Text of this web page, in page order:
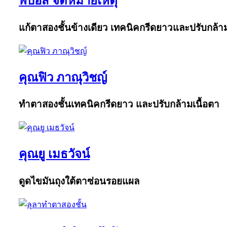
แก้ตาสองชั้นข้างเดียว เทคนิคกรีดยาวและปรับกล้า
คุณฟิว ภาณุวิชญ์
ทำตาสองชั้นเทคนิคกรีดยาว และปรับกล้ามเนื้อตา
คุณยู เมธวัจน์
ดูดไขมันถุงใต้ตาซ่อนรอยแผล